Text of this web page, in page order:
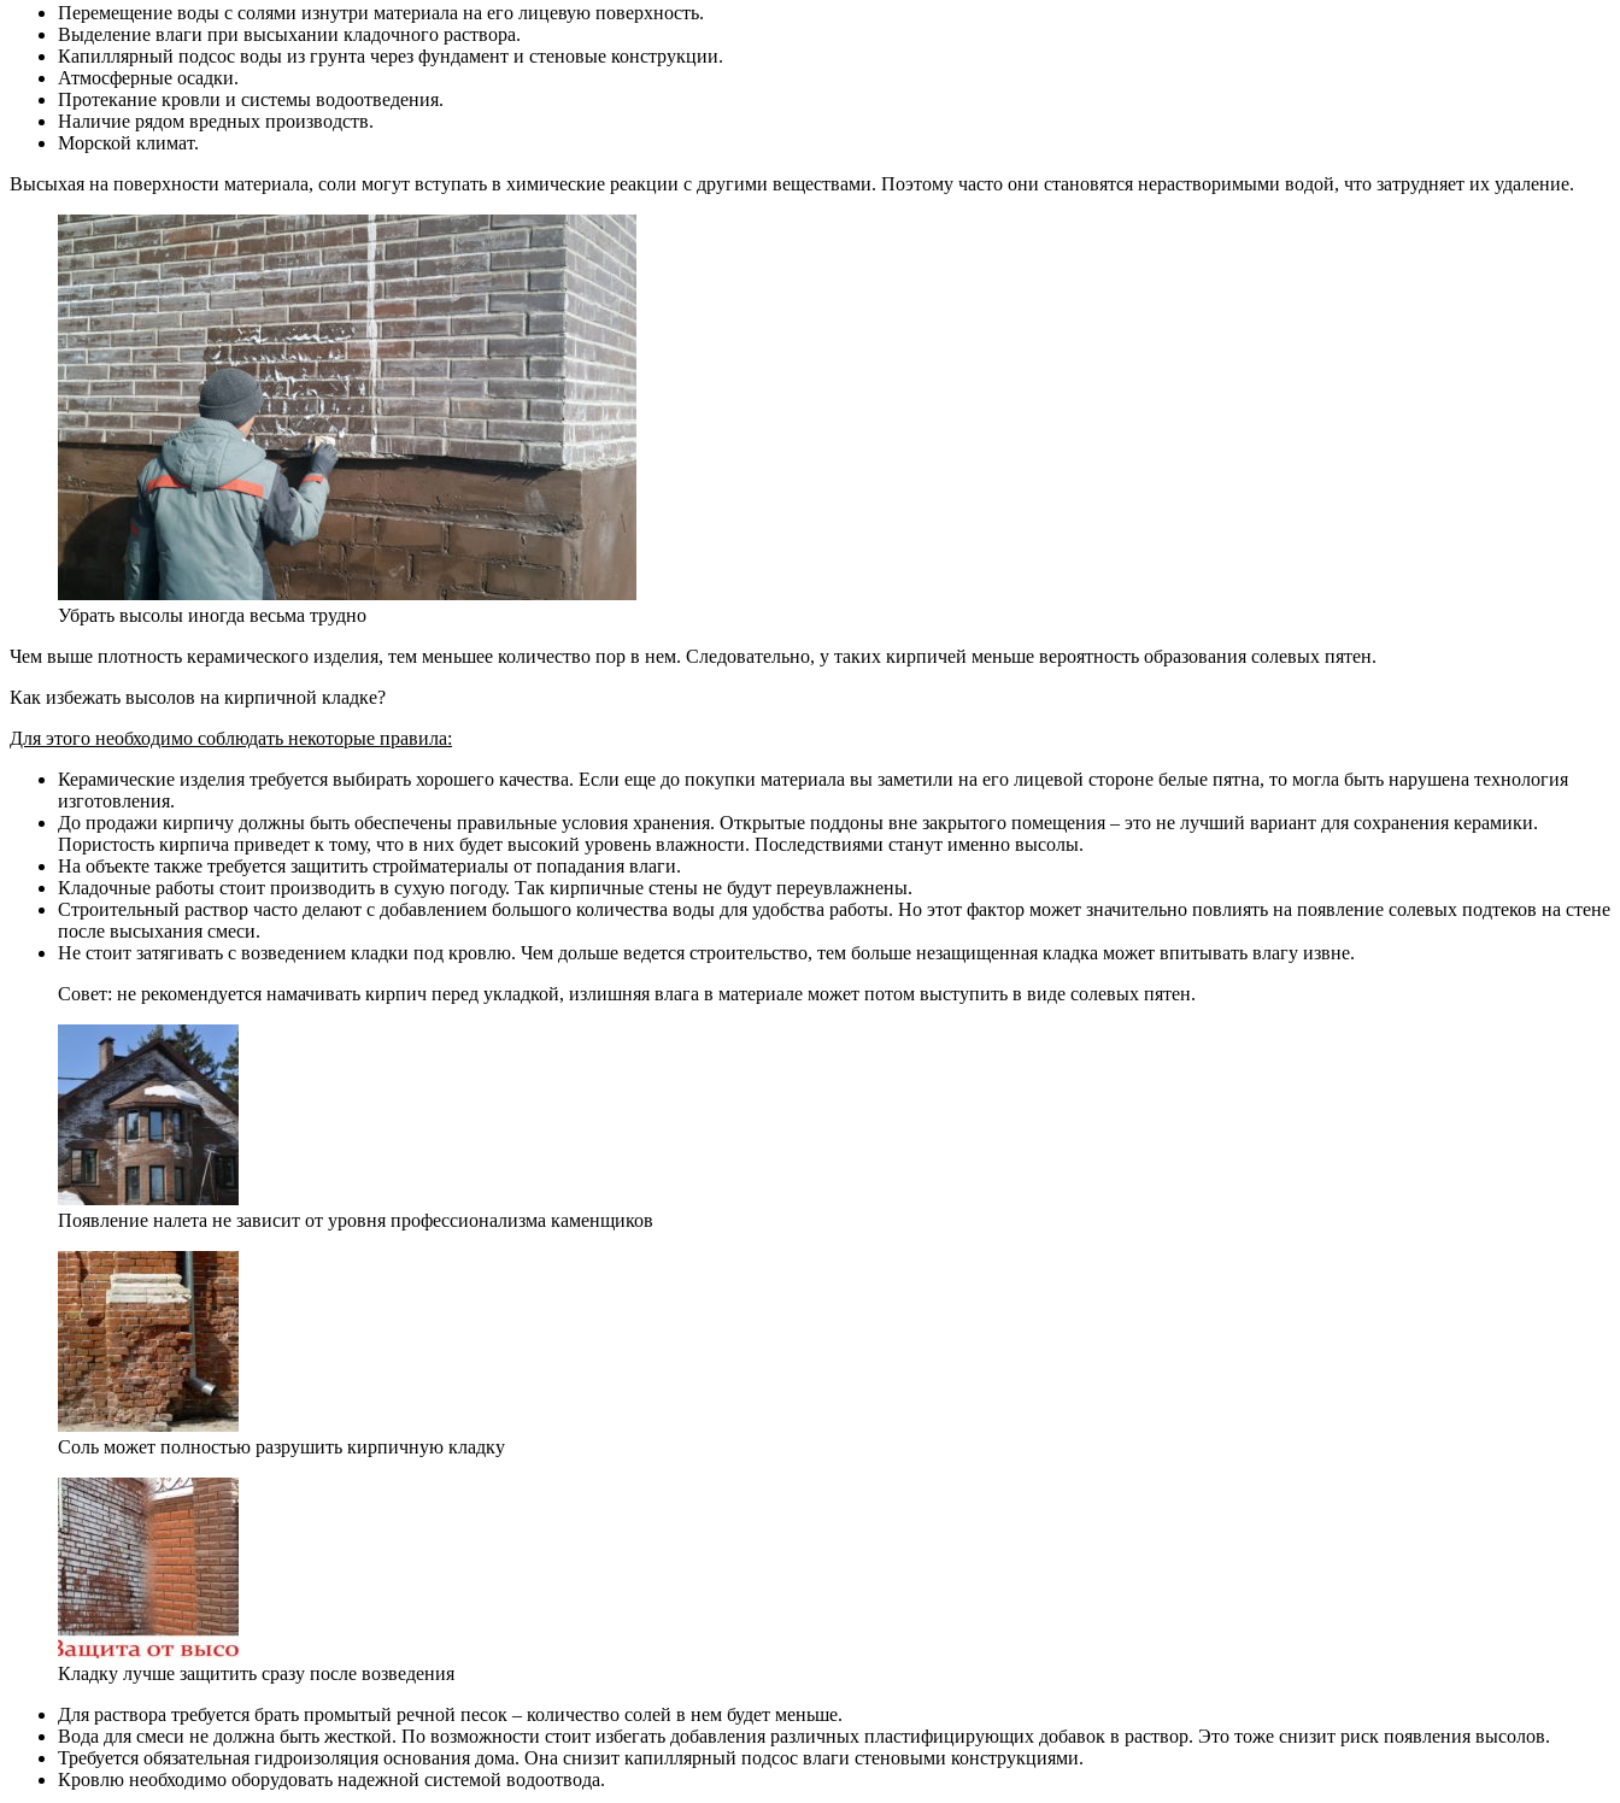
Перемещение воды с солями изнутри материала на его лицевую поверхность.
Выделение влаги при высыхании кладочного раствора.
Капиллярный подсос воды из грунта через фундамент и стеновые конструкции.
Атмосферные осадки.
Протекание кровли и системы водоотведения.
Наличие рядом вредных производств.
Морской климат.
Высыхая на поверхности материала, соли могут вступать в химические реакции с другими веществами. Поэтому часто они становятся нерастворимыми водой, что затрудняет их удаление.
Убрать высолы иногда весьма трудно
Чем выше плотность керамического изделия, тем меньшее количество пор в нем. Следовательно, у таких кирпичей меньше вероятность образования солевых пятен.
Как избежать высолов на кирпичной кладке?
Для этого необходимо соблюдать некоторые правила:
Керамические изделия требуется выбирать хорошего качества. Если еще до покупки материала вы заметили на его лицевой стороне белые пятна, то могла быть нарушена технология
изготовления.
До продажи кирпичу должны быть обеспечены правильные условия хранения. Открытые поддоны вне закрытого помещения – это не лучший вариант для сохранения керамики.
Пористость кирпича приведет к тому, что в них будет высокий уровень влажности. Последствиями станут именно высолы.
На объекте также требуется защитить стройматериалы от попадания влаги.
Кладочные работы стоит производить в сухую погоду. Так кирпичные стены не будут переувлажнены.
Строительный раствор часто делают с добавлением большого количества воды для удобства работы. Но этот фактор может значительно повлиять на появление солевых подтеков на стене
после высыхания смеси.
Не стоит затягивать с возведением кладки под кровлю. Чем дольше ведется строительство, тем больше незащищенная кладка может впитывать влагу извне.
Совет: не рекомендуется намачивать кирпич перед укладкой, излишняя влага в материале может потом выступить в виде солевых пятен.
Появление налета не зависит от уровня профессионализма каменщиков
Соль может полностью разрушить кирпичную кладку
Кладку лучше защитить сразу после возведения
Для раствора требуется брать промытый речной песок – количество солей в нем будет меньше.
Вода для смеси не должна быть жесткой. По возможности стоит избегать добавления различных пластифицирующих добавок в раствор. Это тоже снизит риск появления высолов.
Требуется обязательная гидроизоляция основания дома. Она снизит капиллярный подсос влаги стеновыми конструкциями.
Кровлю необходимо оборудовать надежной системой водоотвода.